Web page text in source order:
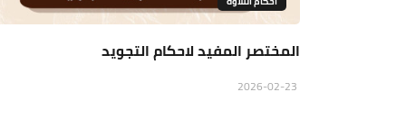
المختصر المفيد لاحكام التجويد